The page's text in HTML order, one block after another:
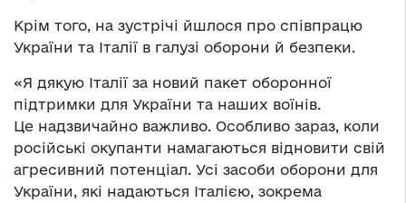
Крім того, на зустрічі йшлося про співпрацю
України та Італії в галузі оборони й безпеки.
«Я дякую Італії за новий пакет оборонної
підтримки для України та наших воїнів.
Це надзвичайно важливо. Особливо зараз, коли
російські окупанти намагаються відновити свій
агресивний потенціал. Усі засоби оборони для
України, які надаються Італією, зокрема